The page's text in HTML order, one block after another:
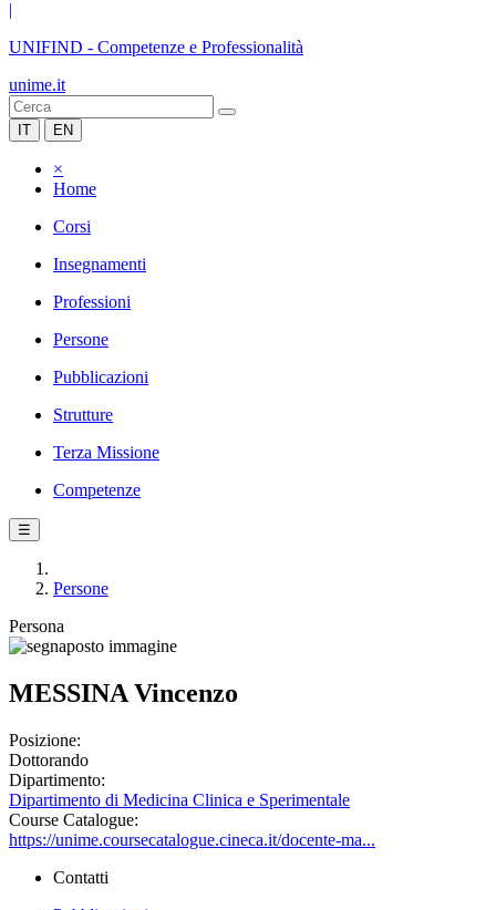
|
UNIFIND - Competenze e Professionalità
unime.it
IT EN
×
Home
Corsi
Insegnamenti
Professioni
Persone
Pubblicazioni
Strutture
Terza Missione
Competenze
☰
Persone
Persona
MESSINA Vincenzo
Posizione:
Dottorando
Dipartimento:
Dipartimento di Medicina Clinica e Sperimentale
Course Catalogue:
https://unime.coursecatalogue.cineca.it/docente-ma...
Contatti